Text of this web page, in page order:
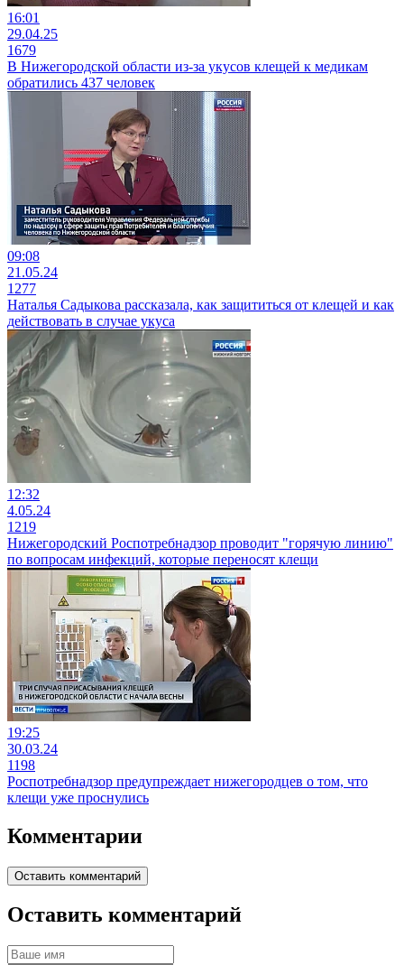
16:01
29.04.25
1679
В Нижегородской области из-за укусов клещей к медикам
обратились 437 человек
09:08
21.05.24
1277
Наталья Садыкова рассказала, как защититься от клещей и как
действовать в случае укуса
12:32
4.05.24
1219
Нижегородский Роспотребнадзор проводит "горячую линию"
по вопросам инфекций, которые переносят клещи
19:25
30.03.24
1198
Роспотребнадзор предупреждает нижегородцев о том, что
клещи уже проснулись
Комментарии
Оставить комментарий
Оставить комментарий